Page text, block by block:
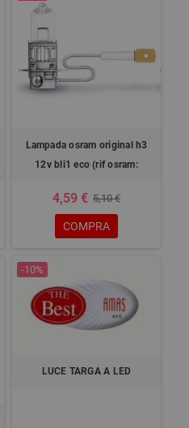
Lampada osram original h3
12v bli1 eco (rif osram:
4,59 € 5,10 €
COMPRA
-10%
LUCE TARGA A LED